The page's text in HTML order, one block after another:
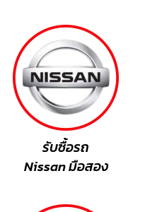
รับซื้อรถ
Nissan มือสอง